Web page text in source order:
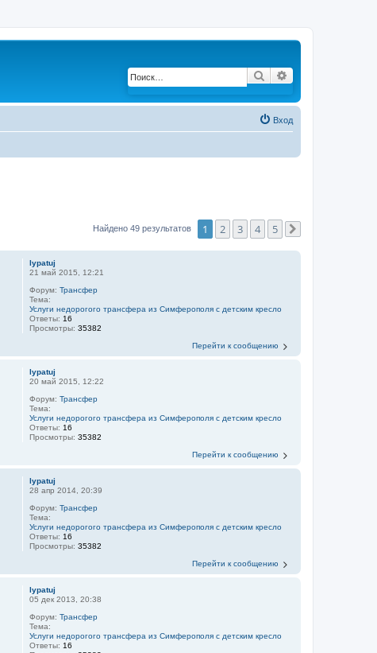
Поиск
Вход
Найдено 49 результатов 1 2 3 4 5
lypatuj
21 май 2015, 12:21
Форум:Трансфер
Тема:
Услуги недорогого трансфера из Симферополя с детским кресло
Ответы: 16
Просмотры:35382
Перейти к сообщению
lypatuj
20 май 2015, 12:22
Форум:Трансфер
Тема:
Услуги недорогого трансфера из Симферополя с детским кресло
Ответы: 16
Просмотры:35382
Перейти к сообщению
lypatuj
28 апр 2014, 20:39
Форум:Трансфер
Тема:
Услуги недорогого трансфера из Симферополя с детским кресло
Ответы: 16
Просмотры:35382
Перейти к сообщению
lypatuj
05 дек 2013, 20:38
Форум:Трансфер
Тема:
Услуги недорогого трансфера из Симферополя с детским кресло
Ответы: 16